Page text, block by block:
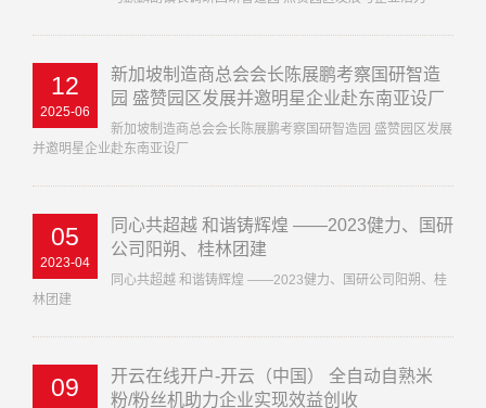
12
2025-06
新加坡制造商总会会长陈展鹏考察国研智造
园 盛赞园区发展并邀明星企业赴东南亚设厂
新加坡制造商总会会长陈展鹏考察国研智造园 盛赞园区发展
并邀明星企业赴东南亚设厂
05
2023-04
同心共超越 和谐铸辉煌 ——2023健力、国研
公司阳朔、桂林团建
同心共超越 和谐铸辉煌 ——2023健力、国研公司阳朔、桂
林团建
09
开云在线开户-开云（中国） 全自动自熟米
粉/粉丝机助力企业实现效益创收